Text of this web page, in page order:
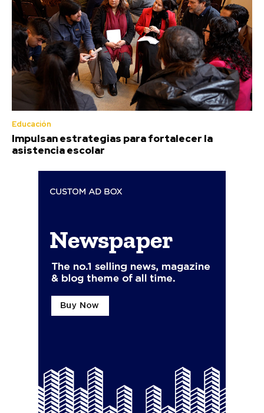
Educación
Impulsan estrategias para fortalecer la
asistencia escolar